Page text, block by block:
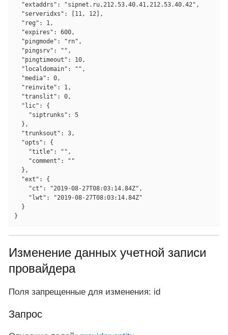
  "extaddrs": "sipnet.ru,212.53.40.41,212.53.40.42",
  "serveridxs": [11, 12],
  "reg": 1,
  "expires": 600,
  "pingmode": "rn",
  "pingsrv": "",
  "pingtimeout": 10,
  "localdomain": "",
  "media": 0,
  "reinvite": 1,
  "translit": 0,
  "lic": {
    "siptrunks": 5
  },
  "trunksout": 3,
  "opts": {
    "title": "",
    "comment": ""
  },
  "ext": {
    "ct": "2019-08-27T08:03:14.84Z",
    "lwt": "2019-08-27T08:03:14.84Z"
  }
}
Изменение данных учетной записи
провайдера
Поля запрещенные для изменения: id
Запрос